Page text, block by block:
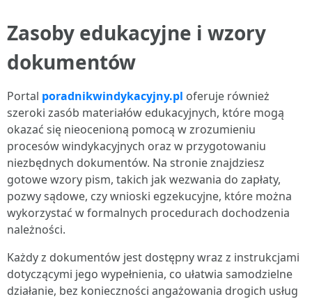
Zasoby edukacyjne i wzory
dokumentów
Portal poradnikwindykacyjny.pl oferuje również
szeroki zasób materiałów edukacyjnych, które mogą
okazać się nieocenioną pomocą w zrozumieniu
procesów windykacyjnych oraz w przygotowaniu
niezbędnych dokumentów. Na stronie znajdziesz
gotowe wzory pism, takich jak wezwania do zapłaty,
pozwy sądowe, czy wnioski egzekucyjne, które można
wykorzystać w formalnych procedurach dochodzenia
należności.
Każdy z dokumentów jest dostępny wraz z instrukcjami
dotyczącymi jego wypełnienia, co ułatwia samodzielne
działanie, bez konieczności angażowania drogich usług